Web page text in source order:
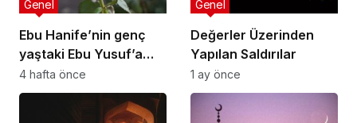
Ebu Hanife’nin genç
yaştaki Ebu Yusuf’a
nasihatlerinden
bazıları:
Genel
4 hafta önce
Değerler Üzerinden
Yapılan Saldırılar
Genel
1 ay önce